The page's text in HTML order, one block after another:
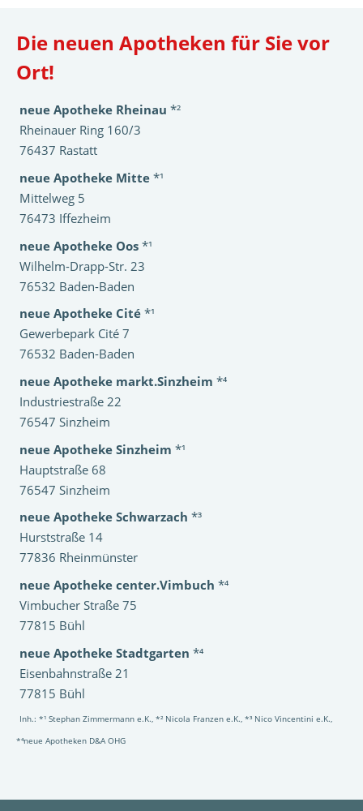
Die neuen Apotheken für Sie vor
Ort!
neue Apotheke Rheinau *²
Rheinauer Ring 160/3
76437 Rastatt
neue Apotheke Mitte *¹
Mittelweg 5
76473 Iffezheim
neue Apotheke Oos *¹
Wilhelm-Drapp-Str. 23
76532 Baden-Baden
neue Apotheke Cité *¹
Gewerbepark Cité 7
76532 Baden-Baden
neue Apotheke markt.Sinzheim *⁴
Industriestraße 22
76547 Sinzheim
neue Apotheke Sinzheim *¹
Hauptstraße 68
76547 Sinzheim
neue Apotheke Schwarzach *³
Hurststraße 14
77836 Rheinmünster
neue Apotheke center.Vimbuch *⁴
Vimbucher Straße 75
77815 Bühl
neue Apotheke Stadtgarten *⁴
Eisenbahnstraße 21
77815 Bühl
Inh.: *¹ Stephan Zimmermann e.K., *² Nicola Franzen e.K., *³ Nico Vincentini e.K.,
*⁴neue Apotheken D&A OHG